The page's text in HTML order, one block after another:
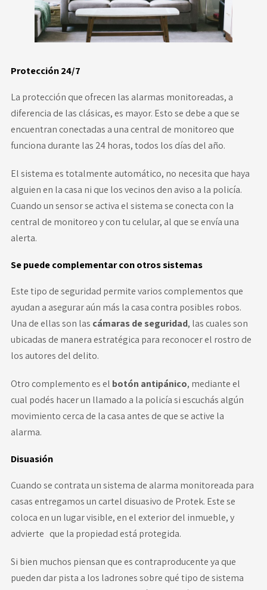
Protección 24/7
La protección que ofrecen las alarmas monitoreadas, a
diferencia de las clásicas, es mayor. Esto se debe a que se
encuentran conectadas a una central de monitoreo que
funciona durante las 24 horas, todos los días del año.
El sistema es totalmente automático, no necesita que haya
alguien en la casa ni que los vecinos den aviso a la policía.
Cuando un sensor se activa el sistema se conecta con la
central de monitoreo y con tu celular, al que se envía una
alerta.
Se puede complementar con otros sistemas
Este tipo de seguridad permite varios complementos que
ayudan a asegurar aún más la casa contra posibles robos.
Una de ellas son las cámaras de seguridad, las cuales son
ubicadas de manera estratégica para reconocer el rostro de
los autores del delito.
Otro complemento es el botón antipánico, mediante el
cual podés hacer un llamado a la policía si escuchás algún
movimiento cerca de la casa antes de que se active la
alarma.
Disuasión
Cuando se contrata un sistema de alarma monitoreada para
casas entregamos un cartel disuasivo de Protek. Este se
coloca en un lugar visible, en el exterior del inmueble, y
advierte que la propiedad está protegida.
Si bien muchos piensan que es contraproducente ya que
pueden dar pista a los ladrones sobre qué tipo de sistema